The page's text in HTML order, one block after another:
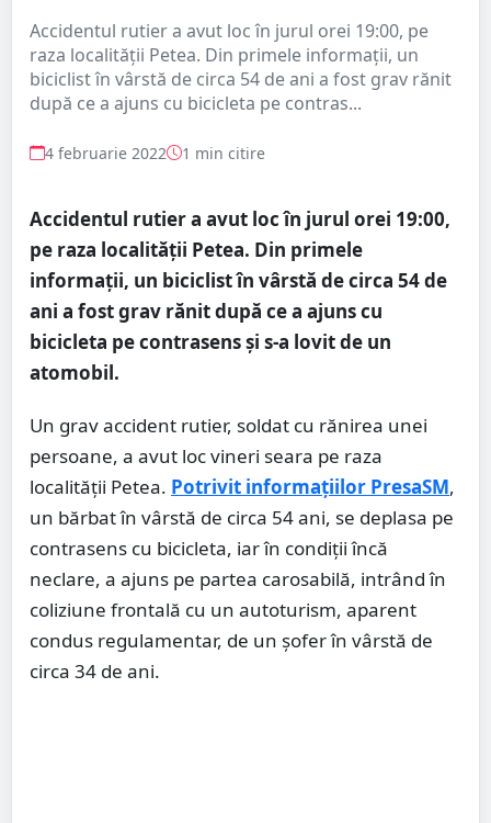
Accidentul rutier a avut loc în jurul orei 19:00, pe
raza localității Petea. Din primele informații, un
biciclist în vârstă de circa 54 de ani a fost grav rănit
după ce a ajuns cu bicicleta pe contras...
4 februarie 2022 1 min citire
Accidentul rutier a avut loc în jurul orei 19:00,
pe raza localității Petea. Din primele
informații, un biciclist în vârstă de circa 54 de
ani a fost grav rănit după ce a ajuns cu
bicicleta pe contrasens și s-a lovit de un
atomobil.
Un grav accident rutier, soldat cu rănirea unei
persoane, a avut loc vineri seara pe raza
localității Petea. Potrivit informațiilor PresaSM,
un bărbat în vârstă de circa 54 ani, se deplasa pe
contrasens cu bicicleta, iar în condiții încă
neclare, a ajuns pe partea carosabilă, intrând în
coliziune frontală cu un autoturism, aparent
condus regulamentar, de un șofer în vârstă de
circa 34 de ani.